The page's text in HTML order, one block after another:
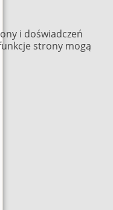
i doświadczeń
strony mogą